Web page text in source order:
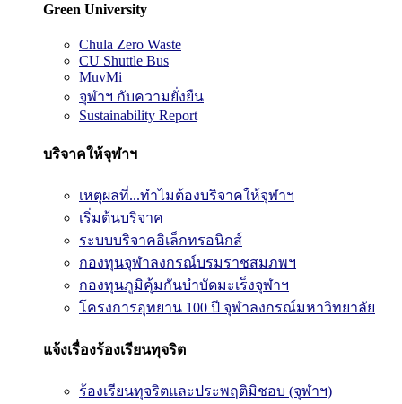
Green University
Chula Zero Waste
CU Shuttle Bus
MuvMi
จุฬาฯ กับความยั่งยืน
Sustainability Report
บริจาคให้จุฬาฯ
เหตุผลที่...ทำไมต้องบริจาคให้จุฬาฯ
เริ่มต้นบริจาค
ระบบบริจาคอิเล็กทรอนิกส์
กองทุนจุฬาลงกรณ์บรมราชสมภพฯ
กองทุนภูมิคุ้มกันบำบัดมะเร็งจุฬาฯ
โครงการอุทยาน 100 ปี จุฬาลงกรณ์มหาวิทยาลัย
แจ้งเรื่องร้องเรียนทุจริต
ร้องเรียนทุจริตและประพฤติมิชอบ (จุฬาฯ)